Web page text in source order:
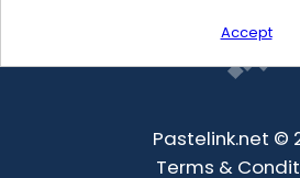
Accept
Pastelink.net ©
Terms &